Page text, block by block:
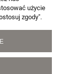
użycie
zgody".